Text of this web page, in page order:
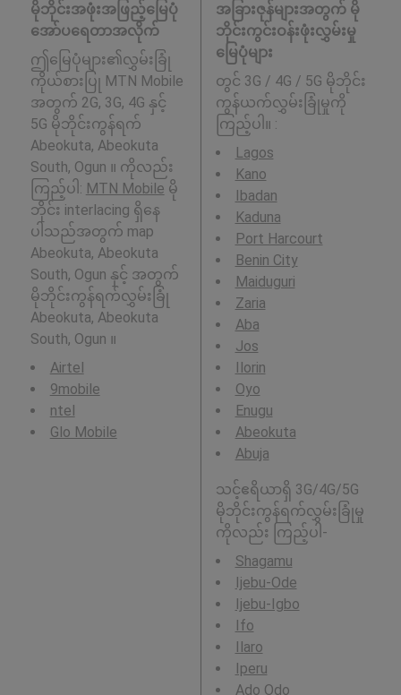
မိုဘိုင်းအဖုံးအဖြည့်မြေပုံ
အော်ပရေတာအလိုက်
ဤမြေပုံများ၏လွှမ်းခြုံ
ကိုယ်စားပြု MTN Mobile
အတွက် 2G, 3G, 4G နှင့်
5G မိုဘိုင်းကွန်ရက်
Abeokuta, Abeokuta
South, Ogun ။ ကိုလည်း
ကြည့်ပါ: MTN Mobile မို
ဘိုင်း interlacing ရှိနေ
ပါသည်အတွက် map
Abeokuta, Abeokuta
South, Ogun နှင့် အတွက်
မိုဘိုင်းကွန်ရက်လွှမ်းခြုံ
Abeokuta, Abeokuta
South, Ogun ။
Airtel
9mobile
ntel
Glo Mobile
အခြားဇုန်များအတွက် မို
ဘိုင်းကွင်းဝန်းဖုံးလွှမ်းမှု
မြေပုံများ
တွင် 3G / 4G / 5G မိုဘိုင်း
ကွန်ယက်လွှမ်းခြုံမှုကို
ကြည့်ပါ။ :
Lagos
Kano
Ibadan
Kaduna
Port Harcourt
Benin City
Maiduguri
Zaria
Aba
Jos
Ilorin
Oyo
Enugu
Abeokuta
Abuja
သင့်ဧရိယာရှိ 3G/4G/5G
မိုဘိုင်းကွန်ရက်လွှမ်းခြုံမှု
ကိုလည်း ကြည့်ပါ-
Shagamu
Ijebu-Ode
Ijebu-Igbo
Ifo
Ilaro
Iperu
Ado Odo